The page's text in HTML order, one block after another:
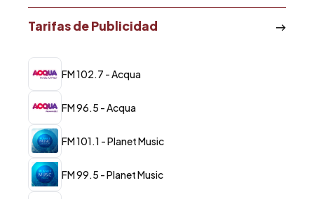
Tarifas de Publicidad
FM 102.7 - Acqua
FM 96.5 - Acqua
FM 101.1 - Planet Music
FM 99.5 - Planet Music